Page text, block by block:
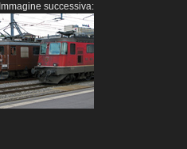
Immagine successiva: